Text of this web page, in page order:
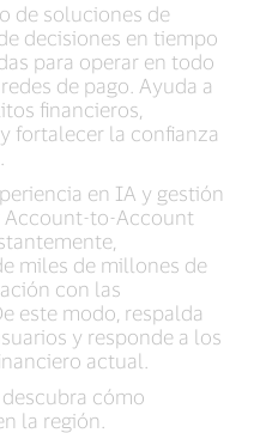
de soluciones de
decisiones en tiempo
para operar en todo
de pago. Ayuda a
financieros,
fortalecer la confianza
en IA y gestión
Account-to-Account
miles de millones de
con las
este modo, respalda
y responde a los
actual.
cómo
la región.